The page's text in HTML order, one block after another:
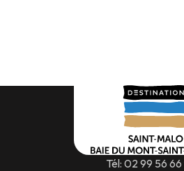
Tél: 02 99 56 66